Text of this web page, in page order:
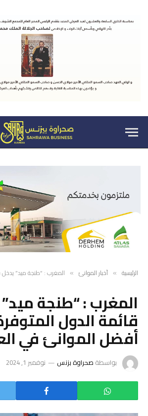
الرئيسية » أخبار الموانئ » المغرب : “طنجة ميد” يدخل قائمة الدول
المغرب : “طنجة
قائمة الدول
أفضل الموانئ في
بواسطة صحراوة بزنس نوفمبر 1, 2024